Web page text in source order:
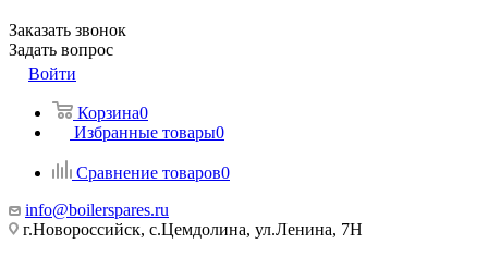
Заказать звонок
Задать вопрос
Войти
Корзина0
Избранные товары0
Сравнение товаров0
info@boilerspares.ru
г.Новороссийск, с.Цемдолина, ул.Ленина, 7Н